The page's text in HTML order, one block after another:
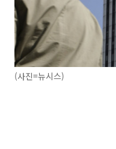
(사진=뉴시스)